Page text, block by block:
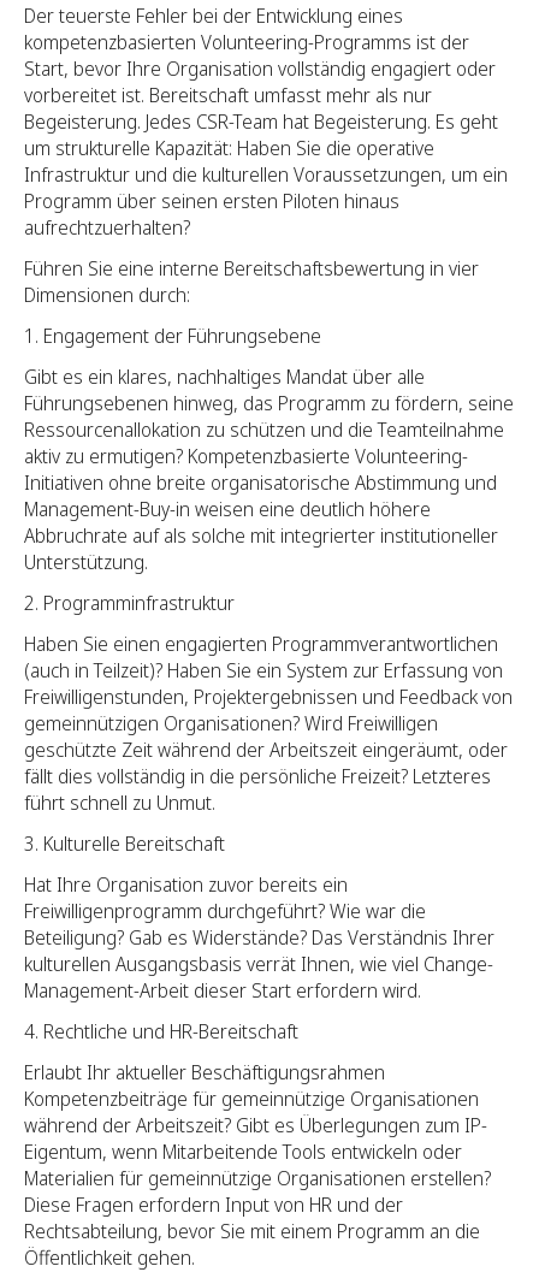
Der teuerste Fehler bei der Entwicklung eines
kompetenzbasierten Volunteering-Programms ist der
Start, bevor Ihre Organisation vollständig engagiert oder
vorbereitet ist. Bereitschaft umfasst mehr als nur
Begeisterung. Jedes CSR-Team hat Begeisterung. Es geht
um strukturelle Kapazität: Haben Sie die operative
Infrastruktur und die kulturellen Voraussetzungen, um ein
Programm über seinen ersten Piloten hinaus
aufrechtzuerhalten?
Führen Sie eine interne Bereitschaftsbewertung in vier
Dimensionen durch:
Engagement der Führungsebene
Gibt es ein klares, nachhaltiges Mandat über alle
Führungsebenen hinweg, das Programm zu fördern, seine
Ressourcenallokation zu schützen und die Teamteilnahme
aktiv zu ermutigen? Kompetenzbasierte Volunteering-
Initiativen ohne breite organisatorische Abstimmung und
Management-Buy-in weisen eine deutlich höhere
Abbruchrate auf als solche mit integrierter institutioneller
Unterstützung.
Programminfrastruktur
Haben Sie einen engagierten Programmverantwortlichen
(auch in Teilzeit)? Haben Sie ein System zur Erfassung von
Freiwilligenstunden, Projektergebnissen und Feedback von
gemeinnützigen Organisationen? Wird Freiwilligen
geschützte Zeit während der Arbeitszeit eingeräumt, oder
fällt dies vollständig in die persönliche Freizeit? Letzteres
führt schnell zu Unmut.
Kulturelle Bereitschaft
Hat Ihre Organisation zuvor bereits ein
Freiwilligenprogramm durchgeführt? Wie war die
Beteiligung? Gab es Widerstände? Das Verständnis Ihrer
kulturellen Ausgangsbasis verrät Ihnen, wie viel Change-
Management-Arbeit dieser Start erfordern wird.
Rechtliche und HR-Bereitschaft
Erlaubt Ihr aktueller Beschäftigungsrahmen
Kompetenzbeiträge für gemeinnützige Organisationen
während der Arbeitszeit? Gibt es Überlegungen zum IP-
Eigentum, wenn Mitarbeitende Tools entwickeln oder
Materialien für gemeinnützige Organisationen erstellen?
Diese Fragen erfordern Input von HR und der
Rechtsabteilung, bevor Sie mit einem Programm an die
Öffentlichkeit gehen.